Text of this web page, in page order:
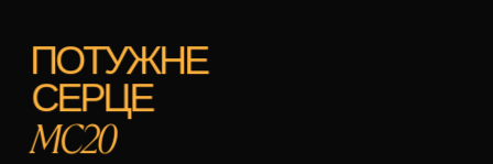
ПОТУЖНЕ
СЕРЦЕ
MC20